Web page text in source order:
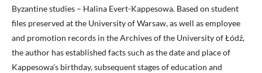
Byzantine studies – Halina Evert-Kappesowa. Based on student
files preserved at the University of Warsaw, as well as employee
and promotion records in the Archives of the University of Łódź,
the author has established facts such as the date and place of
Kappesowa’s birthday, subsequent stages of education and